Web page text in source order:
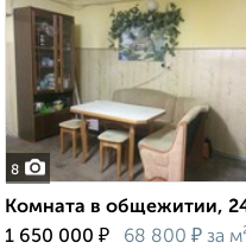
8
Комната в общежитии,
1 650 000 ₽ 68 800 ₽ за